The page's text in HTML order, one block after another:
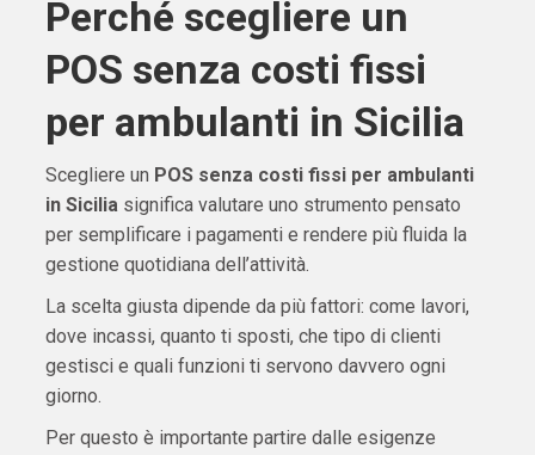
Perché scegliere un
POS senza costi fissi
per ambulanti in Sicilia
Scegliere un POS senza costi fissi per ambulanti
in Siciliasignifica valutare uno strumento pensato
per semplificare i pagamenti e rendere più fluida la
gestione quotidiana dell’attività.
La scelta giusta dipende da più fattori: come lavori,
dove incassi, quanto ti sposti, che tipo di clienti
gestisci e quali funzioni ti servono davvero ogni
giorno.
Per questo è importante partire dalle esigenze